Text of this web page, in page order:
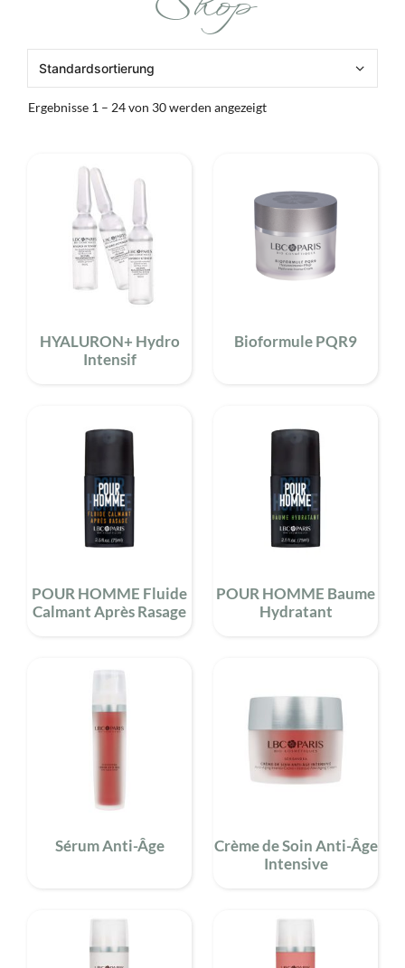
Ergebnisse 1 – 24 von 30 werden angezeigt
HYALURON+ Hydro
Intensif
Bioformule PQR9
POUR HOMME Fluide
Calmant Après Rasage
POUR HOMME Baume
Hydratant
Sérum Anti-Âge
Crème de Soin Anti-Âge
Intensive